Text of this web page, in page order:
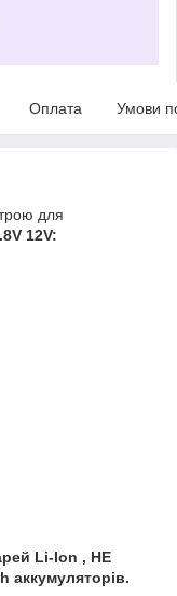
Оплата Умови
для
12V:
Li-Ion , НЕ
аккумуляторів.